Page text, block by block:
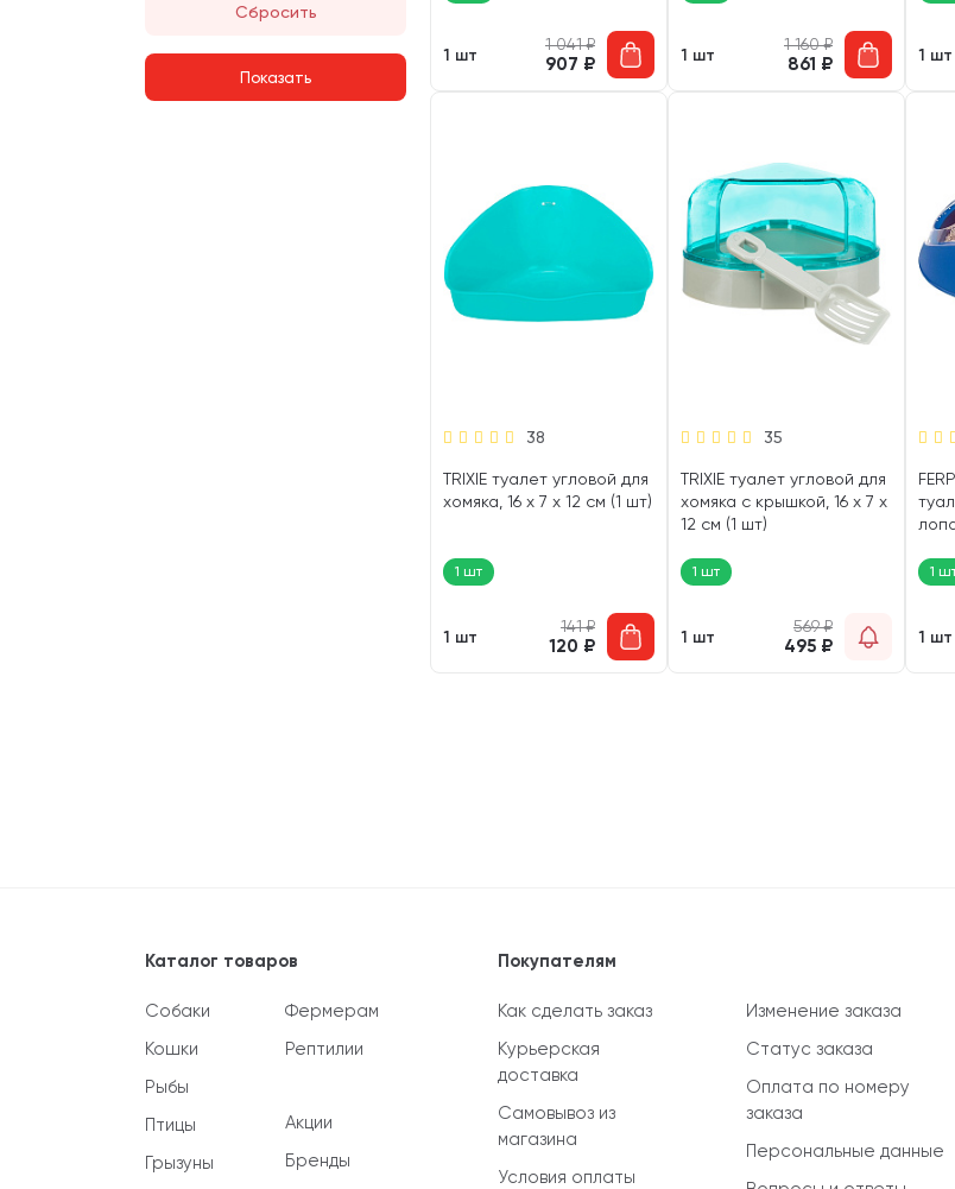
Сбросить
1 шт
1 041₽
907 ₽ 1 шт
1 160₽
861 ₽ 1 шт
38
TRIXIE туалет угловой для
хомяка, 16 х 7 х 12 см (1 шт)
1 шт
1 шт
141₽
120 ₽
35
TRIXIE туалет угловой для
хомяка с крышкой, 16 х 7 х
12 см (1 шт)
1 шт
1 шт
569₽
495 ₽
1
1 шт
Каталог товаров
Собаки
Кошки
Рыбы
Птицы
Грызуны
Фермерам
Рептилии
Акции
Бренды
Покупателям
Как сделать заказ
Курьерская
доставка
Самовывоз из
магазина
Условия оплаты
Изменение заказа
Статус заказа
Оплата по номеру
заказа
Персональные данные